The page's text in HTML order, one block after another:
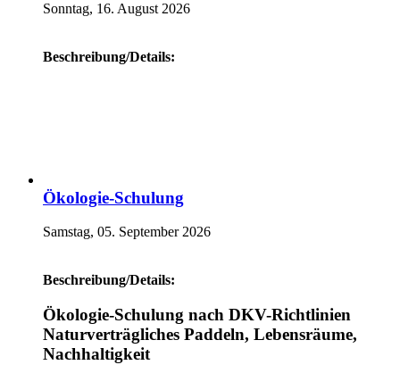
Sonntag, 16. August 2026
Beschreibung/Details:
Ökologie-Schulung
Samstag, 05. September 2026
Beschreibung/Details:
Ökologie-Schulung nach DKV-Richtlinien
Naturverträgliches Paddeln, Lebensräume,
Nachhaltigkeit